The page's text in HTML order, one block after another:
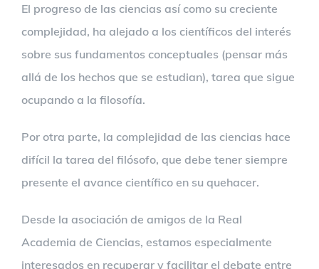
El progreso de las ciencias así como su creciente
complejidad, ha alejado a los científicos del interés
sobre sus fundamentos conceptuales (pensar más
allá de los hechos que se estudian), tarea que sigue
ocupando a la filosofía.
Por otra parte, la complejidad de las ciencias hace
difícil la tarea del filósofo, que debe tener siempre
presente el avance científico en su quehacer.
Desde la asociación de amigos de la Real
Academia de Ciencias, estamos especialmente
interesados en recuperar y facilitar el debate entre